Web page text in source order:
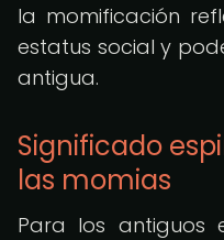
la momificación
estatus social y
antigua.
Significado
las momias
Para los antiguos